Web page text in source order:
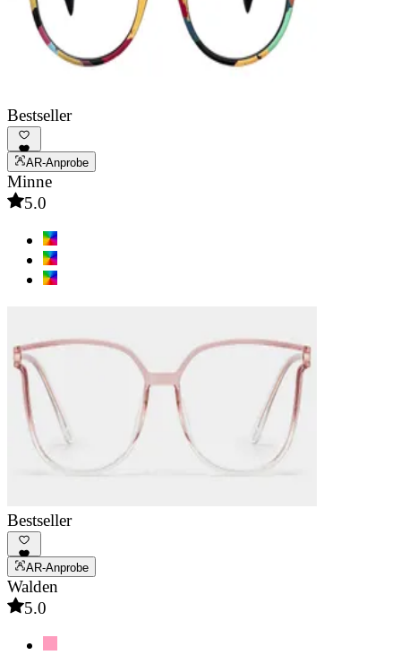
Bestseller
AR-Anprobe
Minne
5.0
Bestseller
AR-Anprobe
Walden
5.0